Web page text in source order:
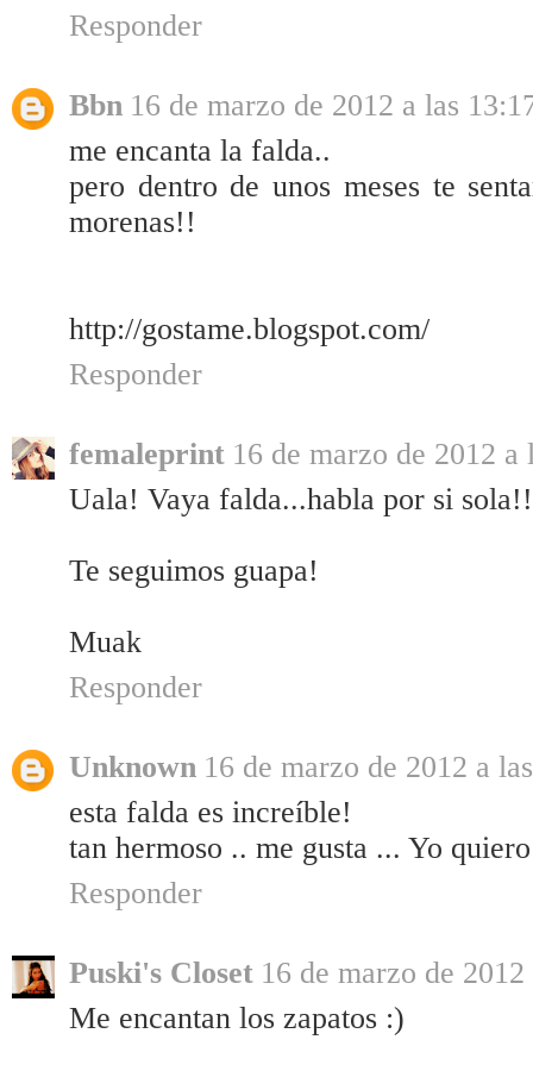
Responder
Bbn 16 de marzo de 2012 a las
me encanta la falda..
pero dentro de unos meses te
morenas!!
http://gostame.blogspot.com/
Responder
femaleprint 16 de marzo de 2012 a
Uala! Vaya falda...habla por si
Te seguimos guapa!
Muak
Responder
Unknown 16 de marzo de 2012 a
esta falda es increíble!
tan hermoso .. me gusta ... Yo
Responder
Puski's Closet 16 de marzo de
Me encantan los zapatos :)